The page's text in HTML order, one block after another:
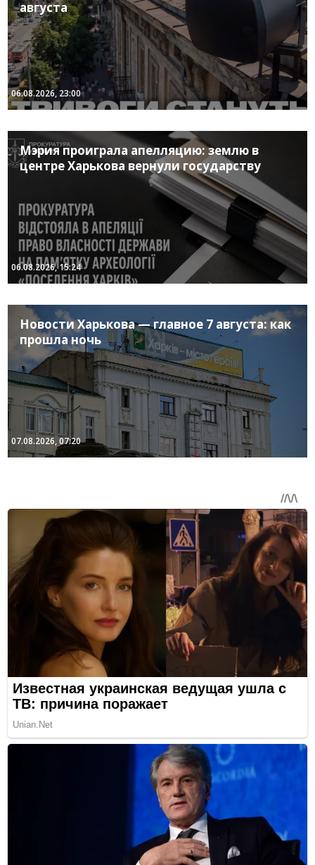
августа
06.08.2026, 23:00
Мэрия проиграла апелляцию: землю в
центре Харькова вернули государству
06.08.2026, 15:24
Новости Харькова — главное 7 августа: как
прошла ночь
07.08.2026, 07:20